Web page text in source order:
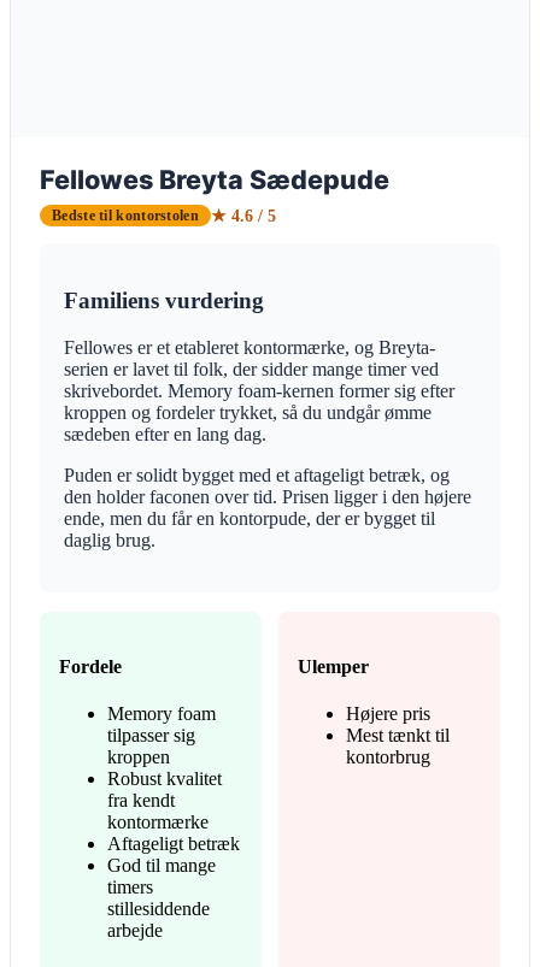
Fellowes Breyta Sædepude
Bedste til kontorstolen ★ 4.6 / 5
Familiens vurdering
Fellowes er et etableret kontormærke, og Breyta-
serien er lavet til folk, der sidder mange timer ved
skrivebordet. Memory foam-kernen former sig efter
kroppen og fordeler trykket, så du undgår ømme
sædeben efter en lang dag.
Puden er solidt bygget med et aftageligt betræk, og
den holder faconen over tid. Prisen ligger i den højere
ende, men du får en kontorpude, der er bygget til
daglig brug.
Fordele
Memory foam
tilpasser sig
kroppen
Robust kvalitet
fra kendt
kontormærke
Aftageligt betræk
God til mange
timers
stillesiddende
arbejde
Ulemper
Højere pris
Mest tænkt til
kontorbrug